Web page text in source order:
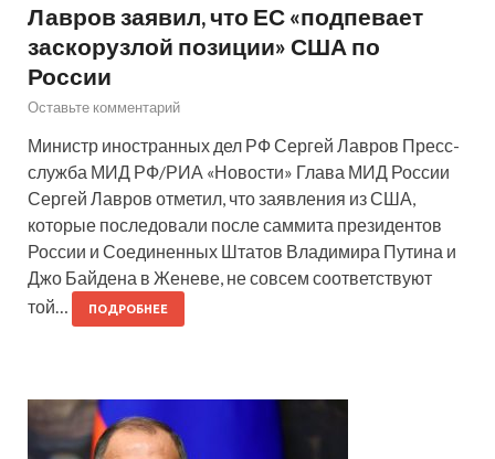
Лавров заявил, что ЕС «подпевает
заскорузлой позиции» США по
России
Оставьте комментарий
Министр иностранных дел РФ Сергей Лавров Пресс-
служба МИД РФ/РИА «Новости» Глава МИД России
Сергей Лавров отметил, что заявления из США,
которые последовали после саммита президентов
России и Соединенных Штатов Владимира Путина и
Джо Байдена в Женеве, не совсем соответствуют
той…
ПОДРОБНЕЕ